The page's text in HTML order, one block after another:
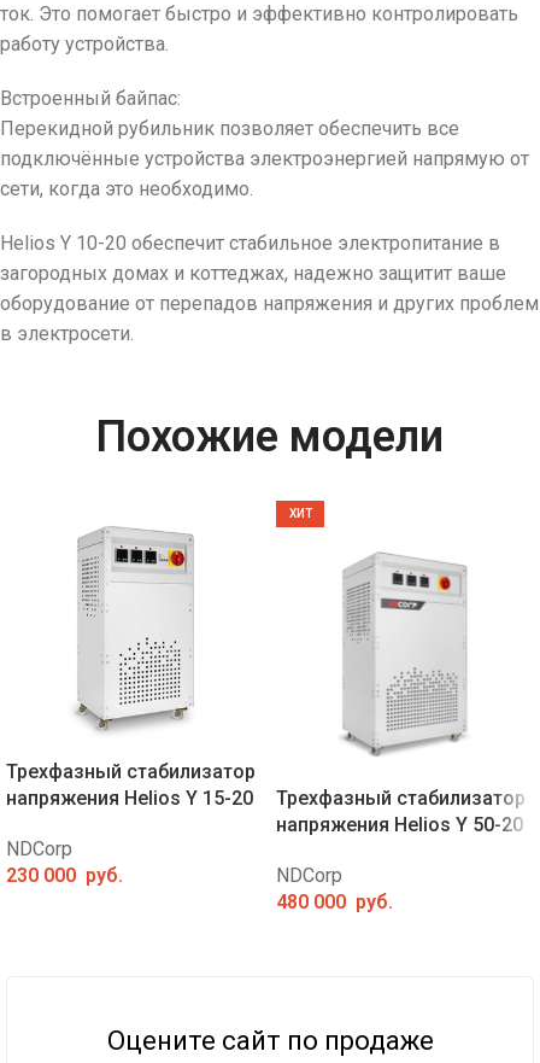
ток. Это помогает быстро и эффективно контролировать
работу устройства.
Встроенный байпас:
Перекидной рубильник позволяет обеспечить все
подключённые устройства электроэнергией напрямую от
сети, когда это необходимо.
Helios Y 10-20 обеспечит стабильное электропитание в
загородных домах и коттеджах, надежно защитит ваше
оборудование от перепадов напряжения и других проблем
в электросети.
Похожие модели
Трехфазный стабилизатор
напряжения Helios Y 15-20
NDCorp
230 000 руб.
ХИТ
Трехфазный стабилизатор
напряжения Helios Y 50-20
NDCorp
480 000 руб.
Оцените сайт по продаже